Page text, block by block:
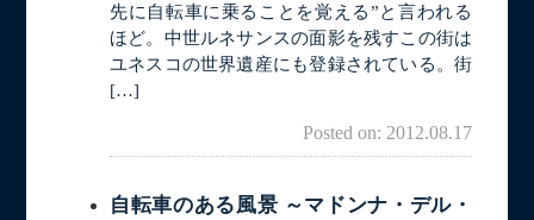
先に自転車に乗ることを覚える”と言われる
ほど。中世ルネサンスの面影を残すこの街は
ユネスコの世界遺産にも登録されている。街
[…]
Posted on: 2012.08.17
自転車のある風景 ～マドンナ・デル・